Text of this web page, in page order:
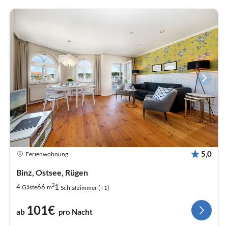
Ferienwohnung 5,0
Binz, Ostsee, Rügen
4 Gäste66 m21 Schlafzimmer (+1)
ab 101€ pro Nacht